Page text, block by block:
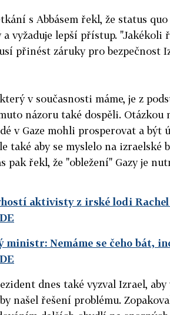
s Abbásem řekl, že status quo
vyžaduje lepší přístup. "Jakékoli
přinést záruky pro bezpečnost
v současnosti máme, je z
názoru také dospěli.
v Gaze mohli prosperovat a být
také aby se myslelo na izraelské
pak řekl, že "obležení" Gazy je
aktivisty z irské lodi
ministr: Nemáme se čeho bát,
dnes také vyzval Izrael, aby
našel řešení problému.